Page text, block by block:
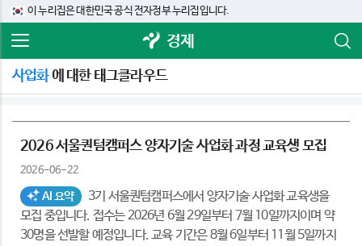
이 누리집은 대한민국 공식 전자정부 누리집입니다.
경제
사업화에 대한 태그클라우드
2026 서울퀀텀캠퍼스 양자기술 사업화 과정 교육생 모집
2026-06-22
AI 요약
3기 서울퀀텀캠퍼스에서 양자기술 사업화 교육생을
모집 중입니다. 접수는 2026년 6월 29일부터 7월 10일까지이며 약
30명을 선발할 예정입니다. 교육 기간은 8월 6일부터 11월 5일까지